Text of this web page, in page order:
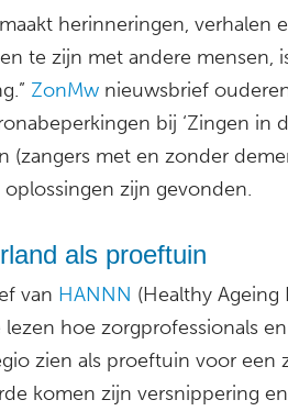
herinneringen, verhalen
te zijn met andere mensen,
ZonMw nieuwsbrief
bij ‘Zingen in
(zangers met en zonder
zijn gevonden.
als proeftuin
van HANNN (Healthy
lezen hoe zorgprofessionals
zien als proeftuin voor een
komen zijn versnippering